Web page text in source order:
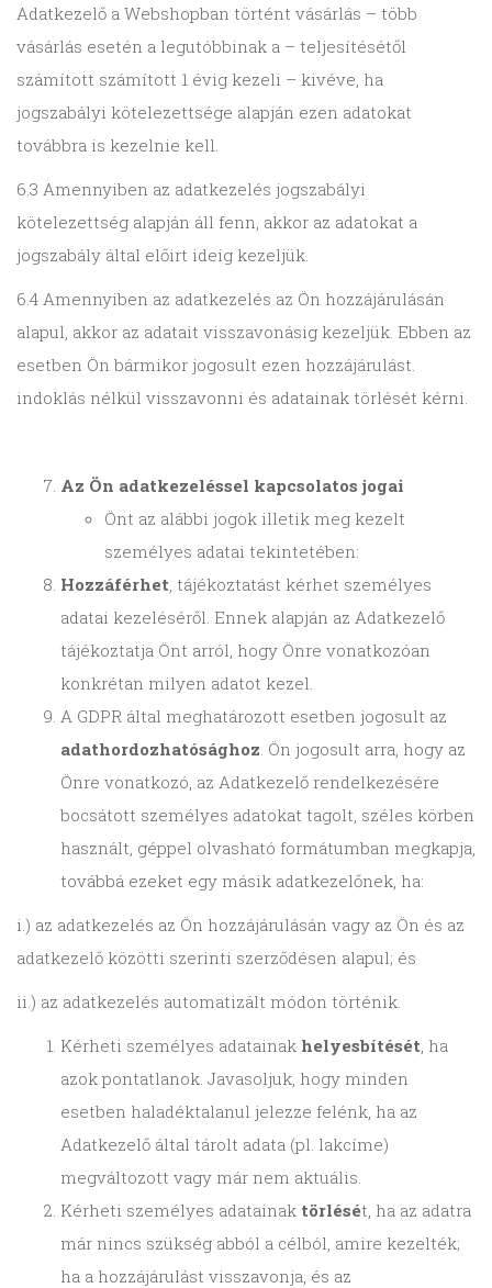
Adatkezelő a Webshopban történt vásárlás – több
vásárlás esetén a legutóbbinak a – teljesítésétől
számított számított 1 évig kezeli – kivéve, ha
jogszabályi kötelezettsége alapján ezen adatokat
továbbra is kezelnie kell.
6.3 Amennyiben az adatkezelés jogszabályi
kötelezettség alapján áll fenn, akkor az adatokat a
jogszabály által előirt ideig kezeljük.
6.4 Amennyiben az adatkezelés az Ön hozzájárulásán
alapul, akkor az adatait visszavonásig kezeljük. Ebben az
esetben Ön bármikor jogosult ezen hozzájárulást.
indoklás nélkül visszavonni és adatainak törlését kérni.
Az Ön adatkezeléssel kapcsolatos jogai
Önt az alábbi jogok illetik meg kezelt
személyes adatai tekintetében:
Hozzáférhet , tájékoztatást kérhet személyes
adatai kezeléséről. Ennek alapján az Adatkezelő
tájékoztatja Önt arról, hogy Önre vonatkozóan
konkrétan milyen adatot kezel.
A GDPR által meghatározott esetben jogosult az
adathordozhatósághoz . Ön jogosult arra, hogy az
Önre vonatkozó, az Adatkezelő rendelkezésére
bocsátott személyes adatokat tagolt, széles körben
használt, géppel olvasható formátumban megkapja,
továbbá ezeket egy másik adatkezelőnek, ha:
i.) az adatkezelés az Ön hozzájárulásán vagy az Ön és az
adatkezelő közötti szerinti szerződésen alapul; és
ii.) az adatkezelés automatizált módon történik.
Kérheti személyes adatainak helyesbítését , ha
azok pontatlanok. Javasoljuk, hogy minden
esetben haladéktalanul jelezze felénk, ha az
Adatkezelő által tárolt adata (pl. lakcíme)
megváltozott vagy már nem aktuális.
Kérheti személyes adatainak törlését, ha az adatra
már nincs szükség abból a célból, amire kezelték;
ha a hozzájárulást visszavonja, és az